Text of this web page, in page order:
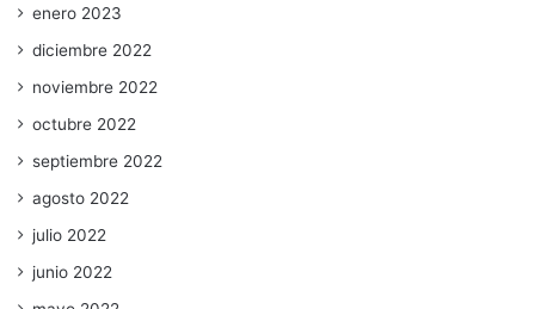
enero 2023
diciembre 2022
noviembre 2022
octubre 2022
septiembre 2022
agosto 2022
julio 2022
junio 2022